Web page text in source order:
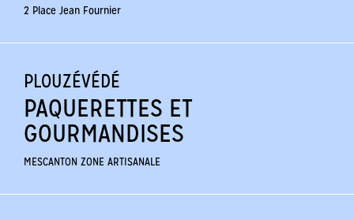
2 Place Jean Fournier
PLOUZÉVÉDÉ
PAQUERETTES ET
GOURMANDISES
MESCANTON ZONE ARTISANALE